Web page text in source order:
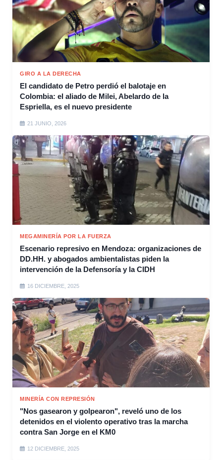
GIRO A LA DERECHA
El candidato de Petro perdió el balotaje en
Colombia: el aliado de Milei, Abelardo de la
Espriella, es el nuevo presidente
21 JUNIO, 2026
MEGAMINERÍA POR LA FUERZA
Escenario represivo en Mendoza: organizaciones de
DD.HH. y abogados ambientalistas piden la
intervención de la Defensoría y la CIDH
16 DICIEMBRE, 2025
MINERÍA CON REPRESIÓN
"Nos gasearon y golpearon", reveló uno de los
detenidos en el violento operativo tras la marcha
contra San Jorge en el KM0
12 DICIEMBRE, 2025